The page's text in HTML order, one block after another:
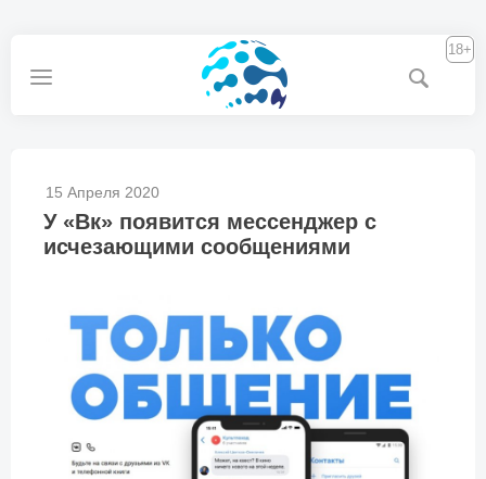
18+
15 Апреля 2020
У «Вк» появится мессенджер с
исчезающими сообщениями